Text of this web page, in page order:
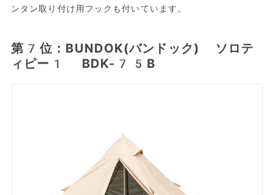
ンタン取り付け用フックも付いています。
第7位：BUNDOK(バンドック) ソロテ
ィピー1 BDK-75B